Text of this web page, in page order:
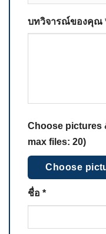
บทวิจารณ์ของคุณ
Choose pictures
max files: 20)
Choose
ชื่อ *